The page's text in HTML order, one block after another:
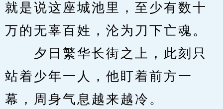
就是说这座城池里，至少有数十
万的无辜百姓，沦为刀下亡魂。
夕日繁华长街之上，此刻只
站着少年一人，他盯着前方一
幕，周身气息越来越冷。